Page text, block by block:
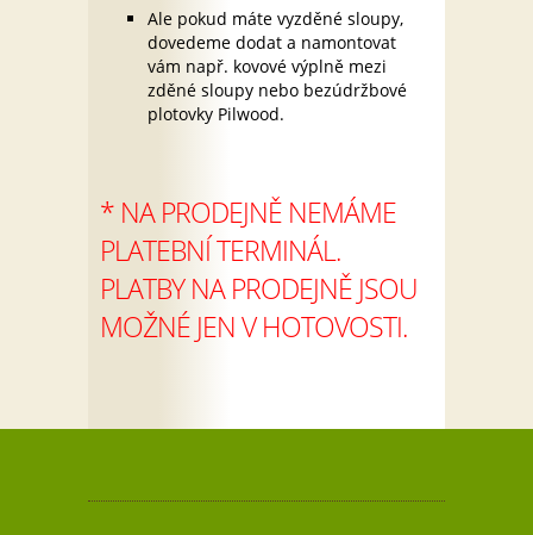
Ale pokud máte vyzděné sloupy,
dovedeme dodat a namontovat
vám např. kovové výplně mezi
zděné sloupy nebo bezúdržbové
plotovky Pilwood.
* NA PRODEJNĚ NEMÁME
PLATEBNÍ TERMINÁL.
PLATBY NA PRODEJNĚ JSOU
MOŽNÉ JEN V HOTOVOSTI.